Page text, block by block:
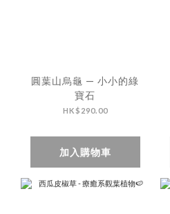
圓葉山烏龜 — 小小的綠
寶石
HK$290.00
加入購物車